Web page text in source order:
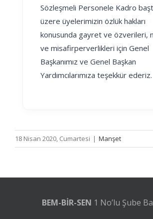
Sözleşmeli Personele Kadro
üzere üyelerimizin özlük hakları
konusunda gayret ve özverileri,
ve misafirperverlikleri için Genel
Başkanımız ve Genel Başkan
Yardımcılarımıza teşekkür ederiz.
18 Nisan 2020, Cumartesi | Manşet
BEM-BİR-SEN 1 No’lu Şube